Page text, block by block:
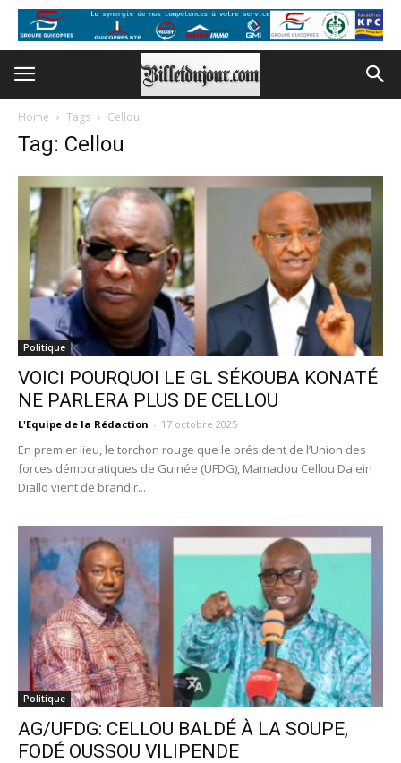
Home Tags Cellou
Tag: Cellou
Politique
VOICI POURQUOI LE GL SÉKOUBA KONATÉ
NE PARLERA PLUS DE CELLOU
L'Equipe de la Rédaction - 17 octobre 2025
En premier lieu, le torchon rouge que le président de l’Union des
forces démocratiques de Guinée (UFDG), Mamadou Cellou Dalein
Diallo vient de brandir...
Politique
AG/UFDG: CELLOU BALDÉ À LA SOUPE,
FODÉ OUSSOU VILIPENDE